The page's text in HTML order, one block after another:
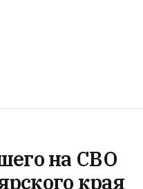
на СВО
края